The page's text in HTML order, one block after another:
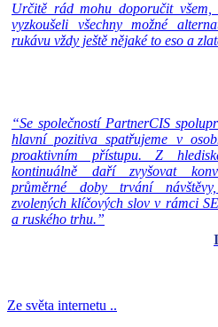
Určitě rád mohu doporučit
vyzkoušeli všechny možné
rukávu vždy ještě nějaké to eso a
“Se společností PartnerCIS
hlavní pozitiva spatřujeme v
proaktivním přístupu. Z
kontinuálně daří zvyšovat
průměrné doby trvání
zvolených klíčových slov v rámci
a ruského trhu.”
Ze světa internetu ..